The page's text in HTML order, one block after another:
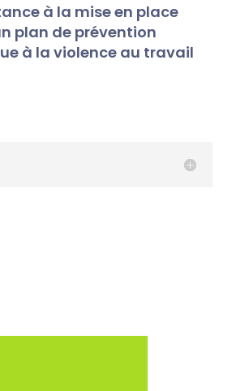
à la mise en place
plan de prévention
à la violence au travail